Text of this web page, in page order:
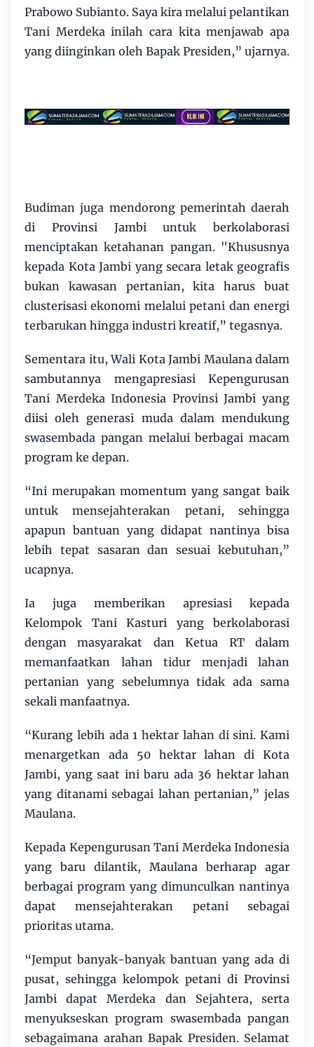
Prabowo Subianto. Saya kira melalui pelantikan
Tani Merdeka inilah cara kita menjawab apa
yang diinginkan oleh Bapak Presiden,” ujarnya.
Budiman juga mendorong pemerintah daerah
di Provinsi Jambi untuk berkolaborasi
menciptakan ketahanan pangan. "Khususnya
kepada Kota Jambi yang secara letak geografis
bukan kawasan pertanian, kita harus buat
clusterisasi ekonomi melalui petani dan energi
terbarukan hingga industri kreatif,” tegasnya.
Sementara itu, Wali Kota Jambi Maulana dalam
sambutannya mengapresiasi Kepengurusan
Tani Merdeka Indonesia Provinsi Jambi yang
diisi oleh generasi muda dalam mendukung
swasembada pangan melalui berbagai macam
program ke depan.
“Ini merupakan momentum yang sangat baik
untuk mensejahterakan petani, sehingga
apapun bantuan yang didapat nantinya bisa
lebih tepat sasaran dan sesuai kebutuhan,”
ucapnya.
Ia juga memberikan apresiasi kepada
Kelompok Tani Kasturi yang berkolaborasi
dengan masyarakat dan Ketua RT dalam
memanfaatkan lahan tidur menjadi lahan
pertanian yang sebelumnya tidak ada sama
sekali manfaatnya.
“Kurang lebih ada 1 hektar lahan di sini. Kami
menargetkan ada 50 hektar lahan di Kota
Jambi, yang saat ini baru ada 36 hektar lahan
yang ditanami sebagai lahan pertanian,” jelas
Maulana.
Kepada Kepengurusan Tani Merdeka Indonesia
yang baru dilantik, Maulana berharap agar
berbagai program yang dimunculkan nantinya
dapat mensejahterakan petani sebagai
prioritas utama.
“Jemput banyak-banyak bantuan yang ada di
pusat, sehingga kelompok petani di Provinsi
Jambi dapat Merdeka dan Sejahtera, serta
menyukseskan program swasembada pangan
sebagaimana arahan Bapak Presiden. Selamat